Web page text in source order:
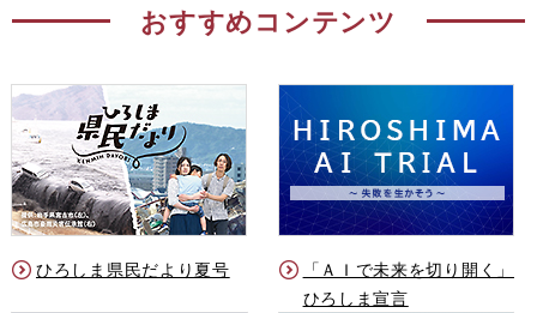
おすすめコンテンツ
ひろしま県民だより夏号
「ＡＩで未来を切り開く」
ひろしま宣言